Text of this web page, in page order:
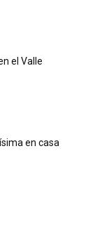
el Valle
en casa